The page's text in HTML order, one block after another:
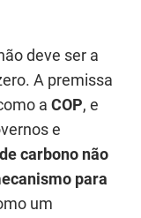
deve ser a
. A premissa
aCOP, e
e
carbono não
para
um